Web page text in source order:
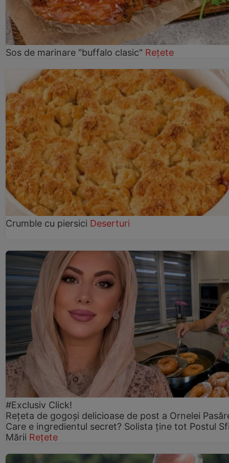
Sos de marinare "buffalo clasic" Rețete
Crumble cu piersici Deserturi
#Exclusiv Click!
Rețeta de gogoşi delicioase de post a Ornelei
Care e ingredientul secret? Solista ține tot Postul
Mării Rețete